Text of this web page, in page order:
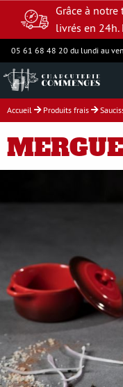
Grâce à
livrés en 24h.
05 61 68 48 20 du lundi au
Se déconnecter
Jambon
Charcuterie
Assortiments
Accueil Produits frais